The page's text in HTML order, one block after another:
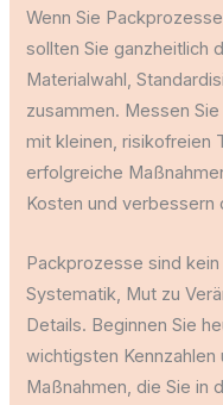
Wenn Sie
sollten Sie ganzheitlich
Materialwahl,
zusammen. Messen
mit kleinen, risikofreien
erfolgreiche
Kosten und verbessern
Packprozesse sind
Systematik, Mut zu
Details. Beginnen Sie
wichtigsten
Maßnahmen, die Sie in